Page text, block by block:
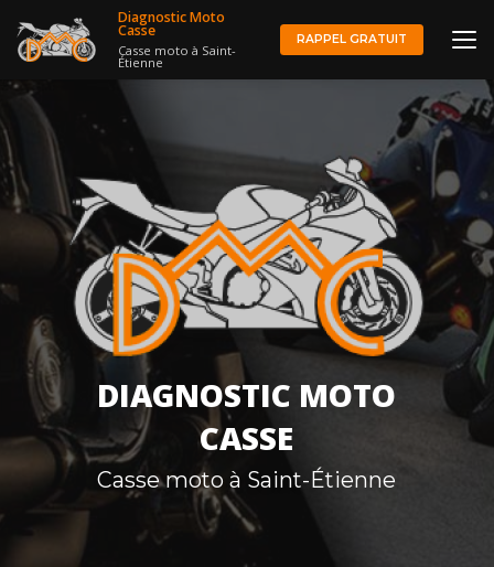
au
contenu
Diagnostic Moto
Casse
Casse moto à Saint-
Étienne
RAPPEL GRATUIT
DIAGNOSTIC MOTO
CASSE
Casse moto à Saint-Étienne